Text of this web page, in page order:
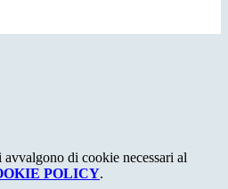
di cookie necessari al
POLICY.